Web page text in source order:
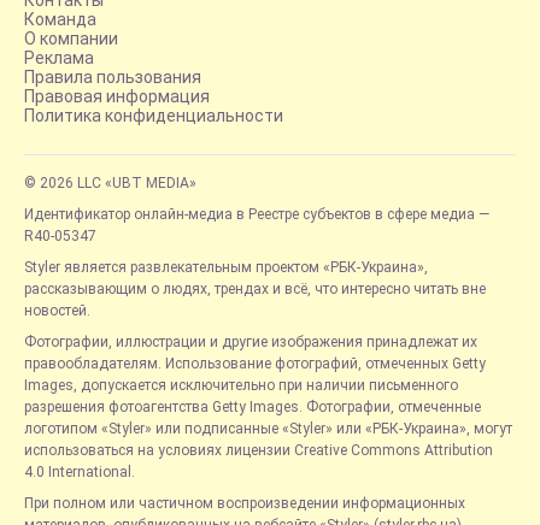
Команда
О компании
Реклама
Правила пользования
Правовая информация
Политика конфиденциальности
© 2026 LLC «UBT MEDIA»
Идентификатор онлайн-медиа в Реестре субъектов в сфере медиа —
R40-05347
Styler является развлекательным проектом «РБК-Украина»,
рассказывающим о людях, трендах и всё, что интересно читать вне
новостей.
Фотографии, иллюстрации и другие изображения принадлежат их
правообладателям. Использование фотографий, отмеченных Getty
Images, допускается исключительно при наличии письменного
разрешения фотоагентства Getty Images. Фотографии, отмеченные
логотипом «Styler» или подписанные «Styler» или «РБК-Украина», могут
использоваться на условиях лицензии Creative Commons Attribution
4.0 International.
При полном или частичном воспроизведении информационных